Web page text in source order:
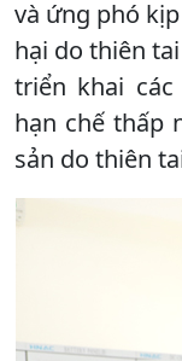
và ứng phó
hại do thiên
triển khai
hạn chế thấp
sản do thiên